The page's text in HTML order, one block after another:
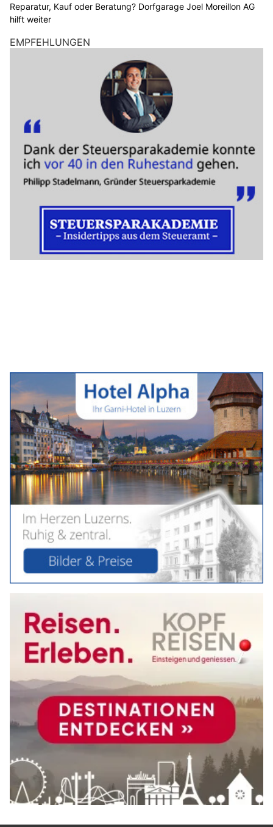
Reparatur, Kauf oder Beratung? Dorfgarage Joel Moreillon AG
hilft weiter
EMPFEHLUNGEN